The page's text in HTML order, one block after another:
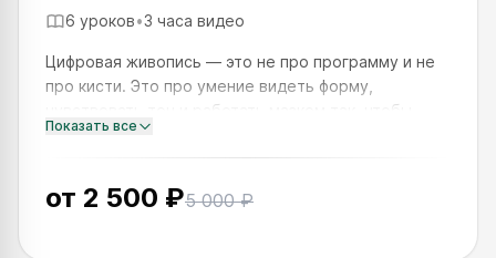
6 уроков•3 часа видео
Цифровая живопись — это не про программу и не
про кисти. Это про умение видеть форму,
чувствовать тон и работать мазком так, чтобы
работа дышала. За одну неделю вы пройдёте путь
Показать все
от 2 500 ₽5 000 ₽